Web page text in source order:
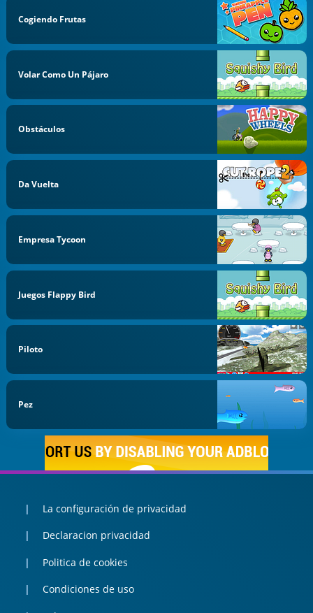
Cogiendo Frutas
Volar Como Un Pájaro
Obstáculos
Da Vuelta
Empresa Tycoon
Juegos Flappy Bird
Piloto
Pez
La configuración de privacidad
Declaracion privacidad
Politica de cookies
Condiciones de uso